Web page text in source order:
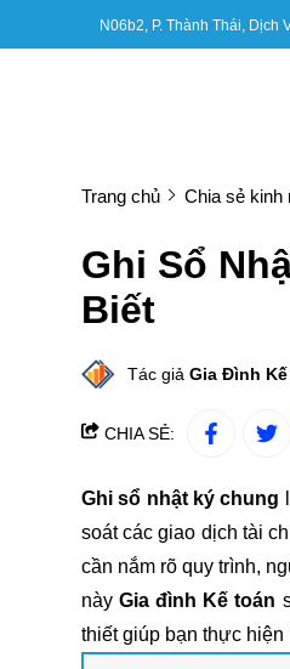
N06b2, P. Thành Thái, Dịch
Trang chủ Chia sẻ kinh
Ghi Sổ
Biết
Tác giả Gia Đình Kế
CHIA SẺ:
Ghi sổ nhật ký chung
soát các giao dịch tài
cần nắm rõ quy trình,
nàyGia đình Kế toán
thiết giúp bạn thực hiện